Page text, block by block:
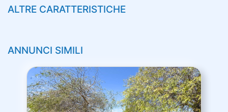
ALTRE CARATTERISTICHE
ANNUNCI SIMILI